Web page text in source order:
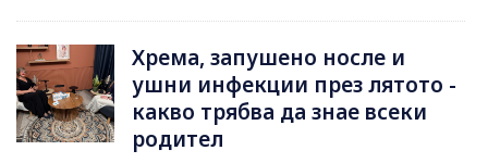
Хрема, запушено носле и
ушни инфекции през лятотo -
какво трябва да знае всеки
родител